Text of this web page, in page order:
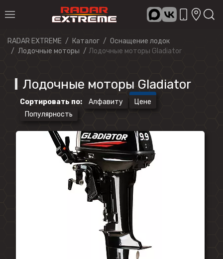
RADAR EXTREME Каталог
Оснащение лодок
Лодочные моторы
Лодочные моторы Gladiator
Лодочные моторы Gladiator
Сортировать по: Алфавиту
Цене
Популярность